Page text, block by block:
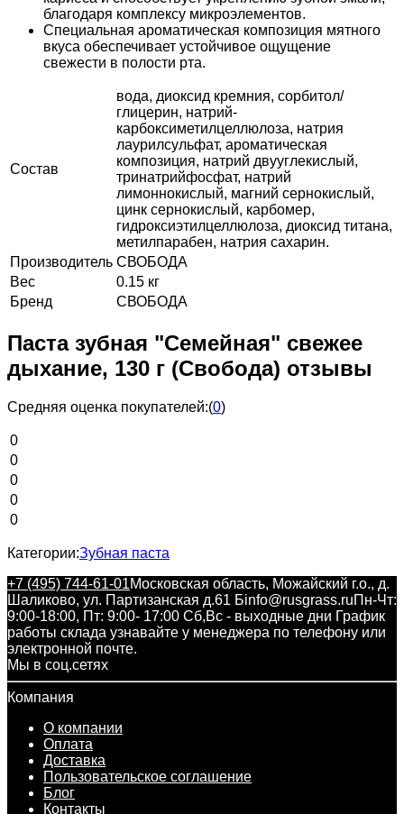
благодаря комплексу микроэлементов.
Специальная ароматическая композиция мятного
вкуса обеспечивает устойчивое ощущение
свежести в полости рта.
Состав
вода, диоксид кремния, сорбитол/
глицерин, натрий-
карбоксиметилцеллюлоза, натрия
лаурилсульфат, ароматическая
композиция, натрий двууглекислый,
тринатрийфосфат, натрий
лимоннокислый, магний сернокислый,
цинк сернокислый, карбомер,
гидроксиэтилцеллюлоза, диоксид титана,
метилпарабен, натрия сахарин.
Производитель СВОБОДА
Вес
0.15 кг
Бренд
СВОБОДА
Паста зубная "Семейная" свежее
дыхание, 130 г (Свобода) отзывы
Средняя оценка покупателей:(0)
0
0
0
0
0
Категории:Зубная паста
+7 (495) 744-61-01Московская область, Можайский г.о., д.
Шаликово, ул. Партизанская д.61 Бinfo@rusgrass.ruПн-Чт:
9:00-18:00, Пт: 9:00- 17:00 Сб,Вс - выходные дни График
работы склада узнавайте у менеджера по телефону или
электронной почте.
Мы в соц.сетях
Компания
О компании
Оплата
Доставка
Пользовательское соглашение
Блог
Контакты